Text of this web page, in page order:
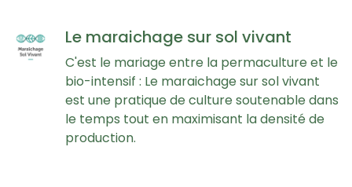
Le maraichage sur sol vivant
C'est le mariage entre la permaculture et le
bio-intensif : Le maraichage sur sol vivant
est une pratique de culture soutenable dans
le temps tout en maximisant la densité de
production.